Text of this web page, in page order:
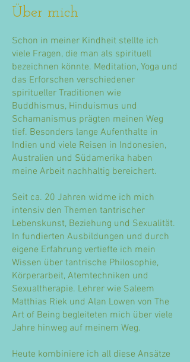
Über mich
Schon in meiner Kindheit stellte ich
viele Fragen, die man als spirituell
bezeichnen könnte. Meditation, Yoga und
das Erforschen verschiedener
spiritueller Traditionen wie
Buddhismus, Hinduismus und
Schamanismus prägten meinen Weg
tief. Besonders lange Aufenthalte in
Indien und viele Reisen in Indonesien,
Australien und Südamerika haben
meine Arbeit nachhaltig bereichert.
Seit ca. 20 Jahren widme ich mich
intensiv den Themen tantrischer
Lebenskunst, Beziehung und Sexualität.
In fundierten Ausbildungen und durch
eigene Erfahrung vertiefte ich mein
Wissen über tantrische Philosophie,
Körperarbeit, Atemtechniken und
Sexualtherapie. Lehrer wie Saleem
Matthias Riek und Alan Lowen von The
Art of Being begleiteten mich über viele
Jahre hinweg auf meinem Weg.
Heute kombiniere ich all diese Ansätze